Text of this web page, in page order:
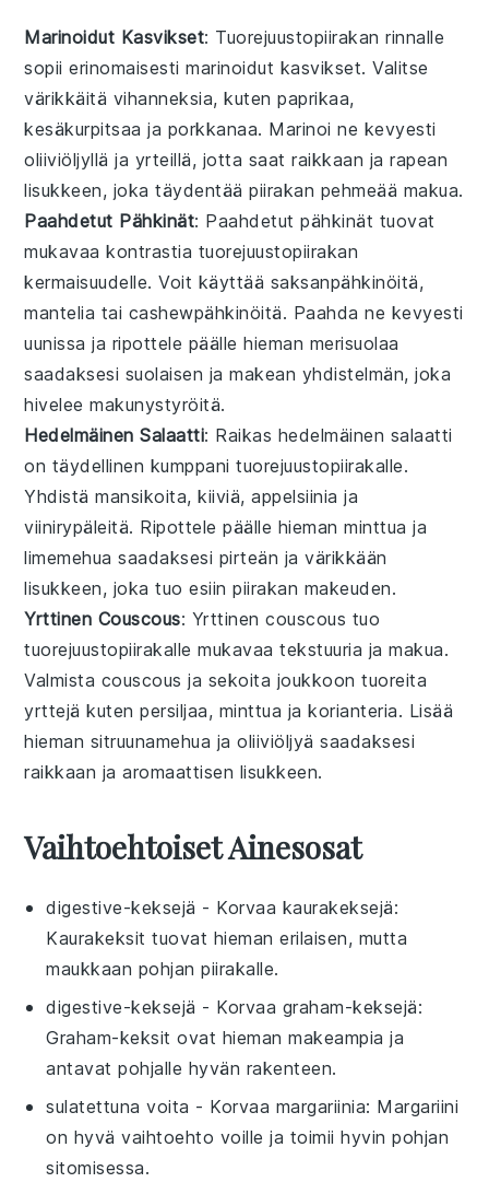
Marinoidut Kasvikset: Tuorejuustopiirakan rinnalle
sopii erinomaisestimarinoidut kasvikset. Valitse
värikkäitä vihanneksia, kutenpaprikaa,
kesäkurpitsaa ja porkkanaa. Marinoi ne kevyesti
oliiviöljyllä ja yrteillä, jotta saat raikkaan ja rapean
lisukkeen, joka täydentää piirakan pehmeää makua.
Paahdetut Pähkinät: Paahdetutpähkinät tuovat
mukavaa kontrastia tuorejuustopiirakan
kermaisuudelle. Voit käyttää saksanpähkinöitä,
mantelia tai cashewpähkinöitä. Paahda ne kevyesti
uunissa ja ripottele päälle hieman merisuolaa
saadaksesi suolaisen ja makean yhdistelmän, joka
hivelee makunystyröitä.
Hedelmäinen Salaatti: Raikas hedelmäinen salaatti
on täydellinen kumppani tuorejuustopiirakalle.
Yhdistämansikoita,kiiviä,appelsiinia ja
viinirypäleitä. Ripottele päälle hiemanminttua ja
limemehua saadaksesi pirteän ja värikkään
lisukkeen, joka tuo esiin piirakan makeuden.
Yrttinen Couscous: Yrttinencouscous tuo
tuorejuustopiirakalle mukavaa tekstuuria ja makua.
Valmista couscous ja sekoita joukkoon tuoreita
yrttejä kutenpersiljaa, minttua jakorianteria. Lisää
hieman sitruunamehua jaoliiviöljyä saadaksesi
raikkaan ja aromaattisen lisukkeen.
Vaihtoehtoiset Ainesosat
digestive-keksejä - Korvaa kaurakeksejä:
Kaurakeksit tuovat hieman erilaisen, mutta
maukkaan pohjan piirakalle.
digestive-keksejä - Korvaa graham-keksejä:
Graham-keksit ovat hieman makeampia ja
antavat pohjalle hyvän rakenteen.
sulatettuna voita - Korvaa margariinia: Margariini
on hyvä vaihtoehto voille ja toimii hyvin pohjan
sitomisessa.